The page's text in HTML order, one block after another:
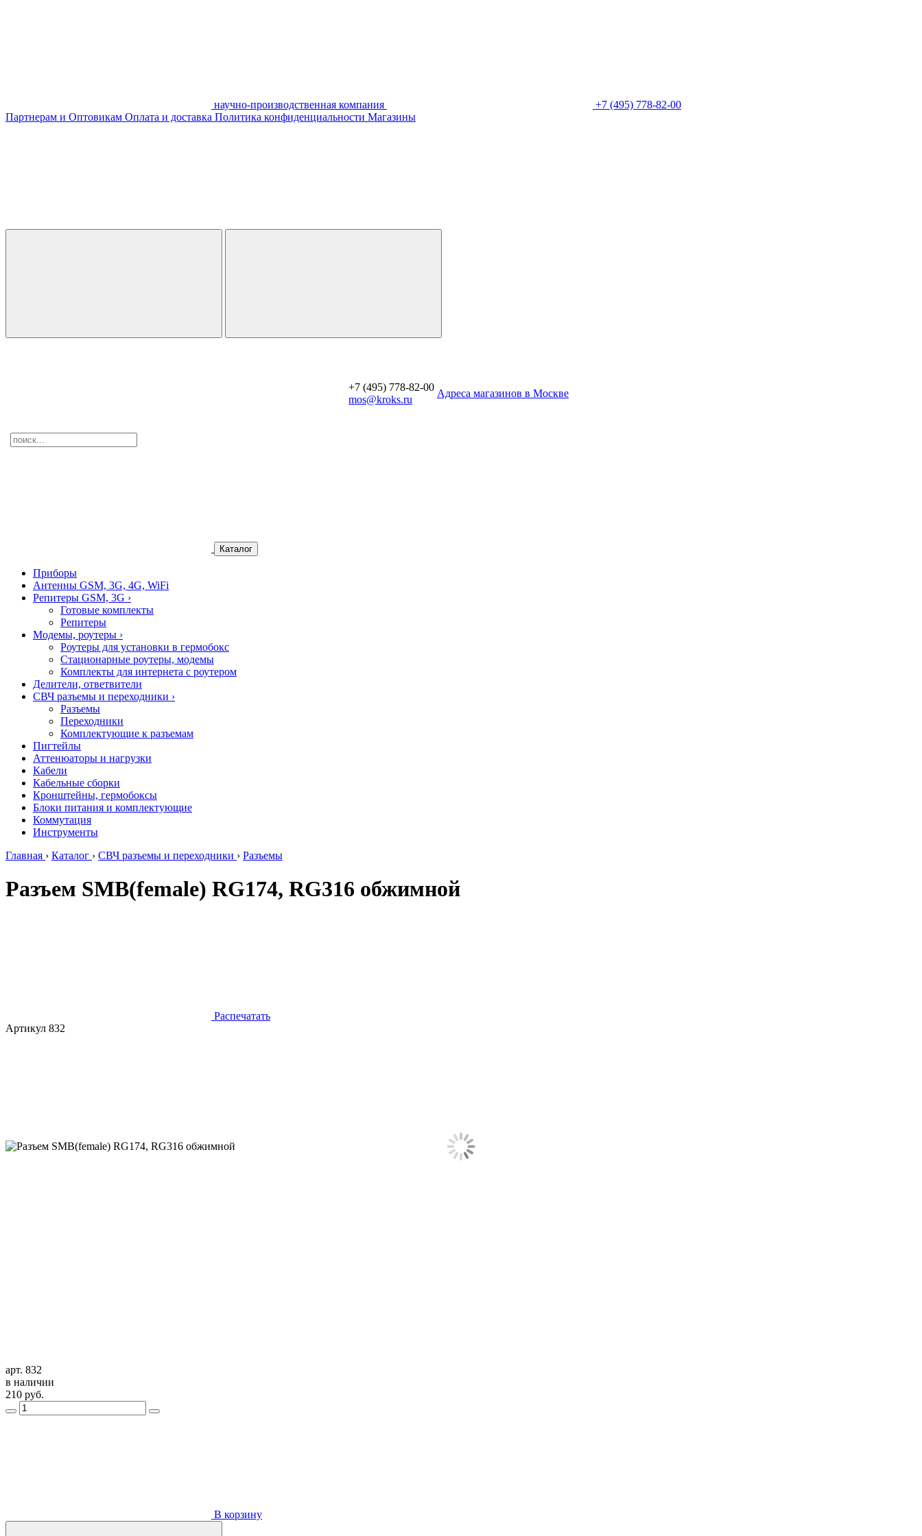
научно-производственная компания
+7 (495) 778-82-00
Партнерам и Оптовикам Оплата и доставка Политика конфиденциальности Магазины
+7 (495) 778-82-00
mos@kroks.ru
Aдреса магазинов в Москве
Каталог
Приборы
Антенны GSM, 3G, 4G, WiFi
Репитеры GSM, 3G ›
Готовые комплекты
Репитеры
Модемы, роутеры ›
Роутеры для установки в гермобокс
Стационарные роутеры, модемы
Комплекты для интернета с роутером
Делители, ответвители
СВЧ разъемы и переходники ›
Разъемы
Переходники
Комплектующие к разъемам
Пигтейлы
Аттенюаторы и нагрузки
Кабели
Кабельные сборки
Кронштейны, гермобоксы
Блоки питания и комплектующие
Коммутация
Инструменты
Главная › Каталог › СВЧ разъемы и переходники › Разъемы
Разъем SMB(female) RG174, RG316 обжимной
Распечатать
Артикул 832
арт. 832
в наличии
210 руб.
В корзину